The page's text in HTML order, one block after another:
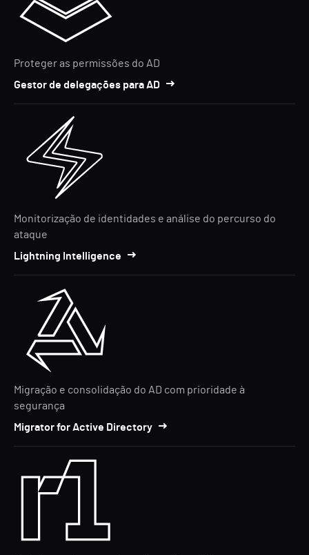
Proteger as permissões do AD
Gestor de delegações para AD
Monitorização de identidades e análise do percurso do
ataque
Lightning Intelligence
Migração e consolidação do AD com prioridade à
segurança
Migrator for Active Directory